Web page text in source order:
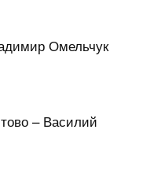
Омельчук
– Василий